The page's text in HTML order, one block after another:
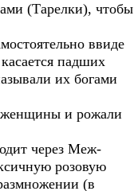
(Тарелки), чтобы
ввиде
падших
их богами
женщины и рожали
через Меж-
розовую
(в